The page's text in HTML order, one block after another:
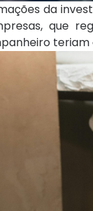
da
que